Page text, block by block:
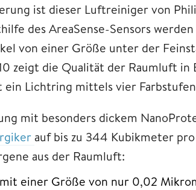
ist dieser Luftreiniger von
des AreaSense-Sensors
von einer Größe unter der
zeigt die Qualität der Raumluft in
ein Lichtring mittels vier
mit besonders dickem
auf bis zu 344 Kubikmeter
aus der Raumluft:
einer Größe von nur 0,02